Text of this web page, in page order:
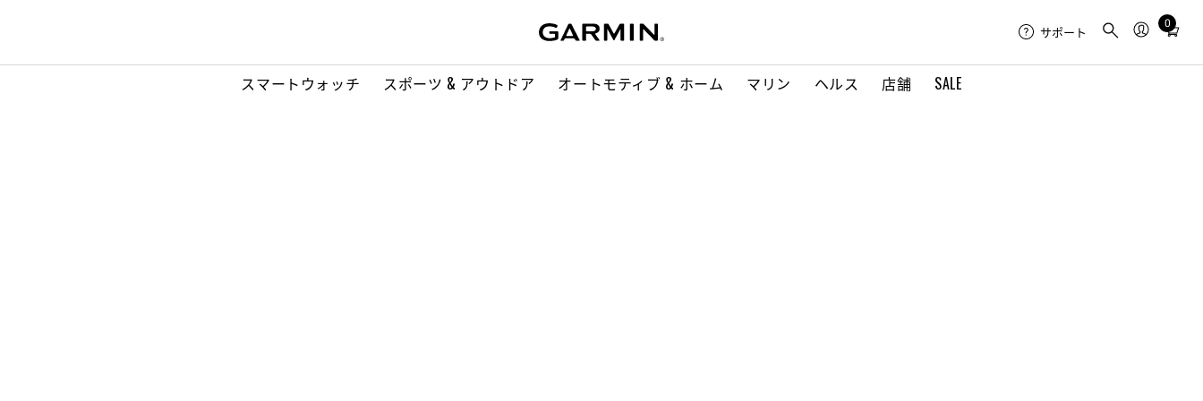
スマートウォッチ スポーツ & アウトドア オートモティブ & ホーム マリン ヘルス 店舗 SALE
サポート
0
Total
in